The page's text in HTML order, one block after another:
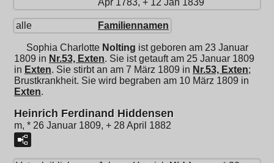
Apr 1783, + 12 Jan 1839
alle Familiennamen
Sophia Charlotte Nolting ist geboren am 23 Januar
1809 in Nr.53, Exten. Sie ist getauft am 25 Januar 1809
in Exten. Sie stirbt an am 7 März 1809 in Nr.53, Exten;
Brustkrankheit. Sie wird begraben am 10 März 1809 in
Exten.
Heinrich Ferdinand Hiddensen
m, * 26 Januar 1809, + 28 April 1882